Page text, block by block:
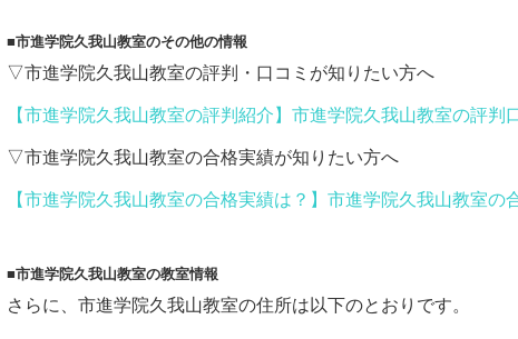
■市進学院久我山教室のその他の情報
▽市進学院久我山教室の評判・口コミが知りたい方へ
【市進学院久我山教室の評判紹介】市進学院久我山教室の評判
▽市進学院久我山教室の合格実績が知りたい方へ
【市進学院久我山教室の合格実績は？】市進学院久我山教室の
■市進学院久我山教室の教室情報
さらに、市進学院久我山教室の住所は以下のとおりです。